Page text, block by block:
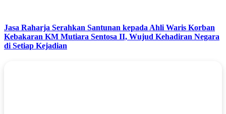
Jasa Raharja Serahkan Santunan kepada Ahli Waris Korban
Kebakaran KM Mutiara Sentosa II, Wujud Kehadiran Negara
di Setiap Kejadian